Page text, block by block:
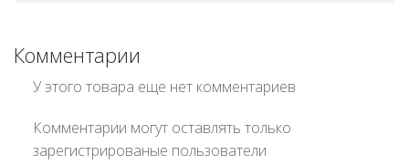
Комментарии
У этого товара еще нет комментариев
Комментарии могут оставлять только
зарегистрированые пользователи